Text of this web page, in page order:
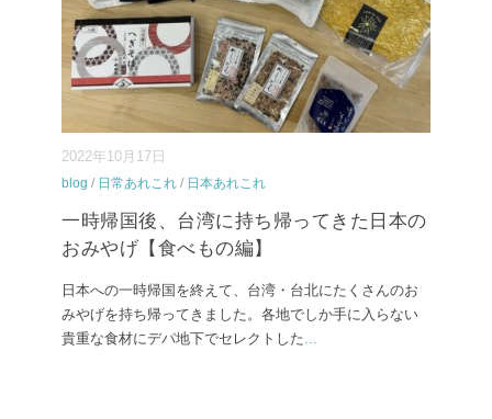
2022年10月17日
blog / 日常あれこれ / 日本あれこれ
一時帰国後、台湾に持ち帰ってきた日本の
おみやげ【食べもの編】
日本への一時帰国を終えて、台湾・台北にたくさんのお
みやげを持ち帰ってきました。各地でしか手に入らない
貴重な食材にデパ地下でセレクトした...